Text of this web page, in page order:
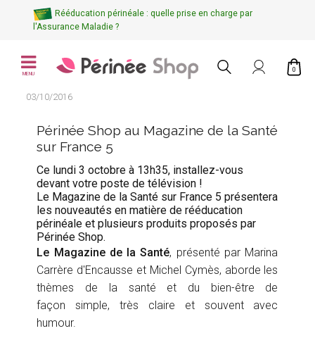
Rééducation périnéale : quelle prise en charge par
l'Assurance Maladie ?
MENU
0
03/10/2016
Périnée Shop au Magazine de la Santé
sur France 5
Ce lundi 3 octobre à 13h35, installez-vous
devant votre poste de télévision !
Le Magazine de la Santé sur France 5 présentera
les nouveautés en matière de rééducation
périnéale et plusieurs produits proposés par
Périnée Shop.
Le Magazine de la Santé, présenté par Marina
Carrère d'Encausse et Michel Cymès, aborde les
thèmes de la santé et du bien-être de
façon simple, très claire et souvent avec
humour.